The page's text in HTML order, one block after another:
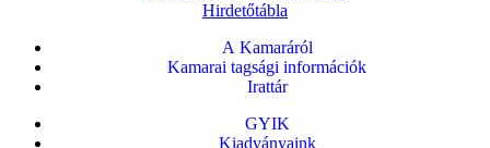
Hirdetőtábla
A Kamaráról
Kamarai tagsági információk
Irattár
GYIK
Kiadványaink